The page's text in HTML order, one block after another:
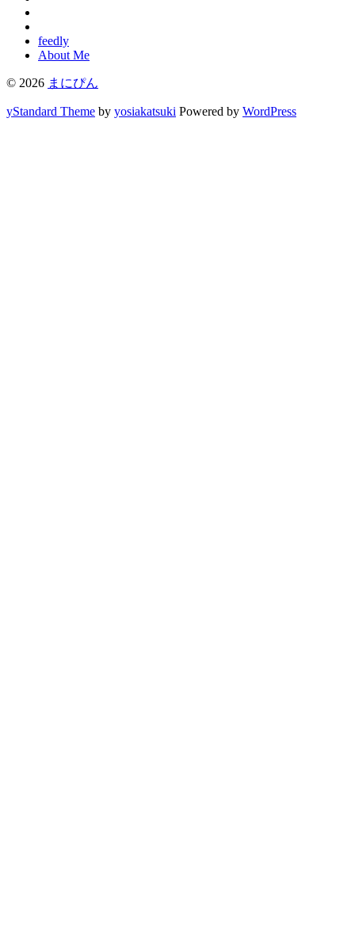
feedly
About Me
© 2026 まにぴん
yStandard Theme by yosiakatsuki Powered by WordPress